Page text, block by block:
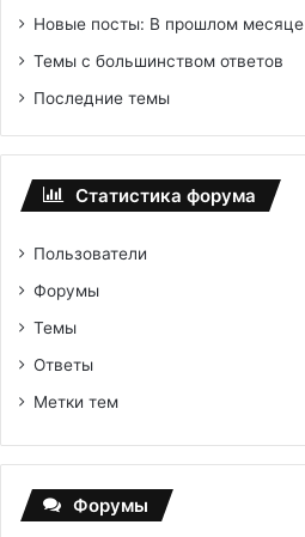
Новые посты: В прошлом месяце
Темы с большинством ответов
Последние темы
Статистика форума
Пользователи
Форумы
Темы
Ответы
Метки тем
Форумы